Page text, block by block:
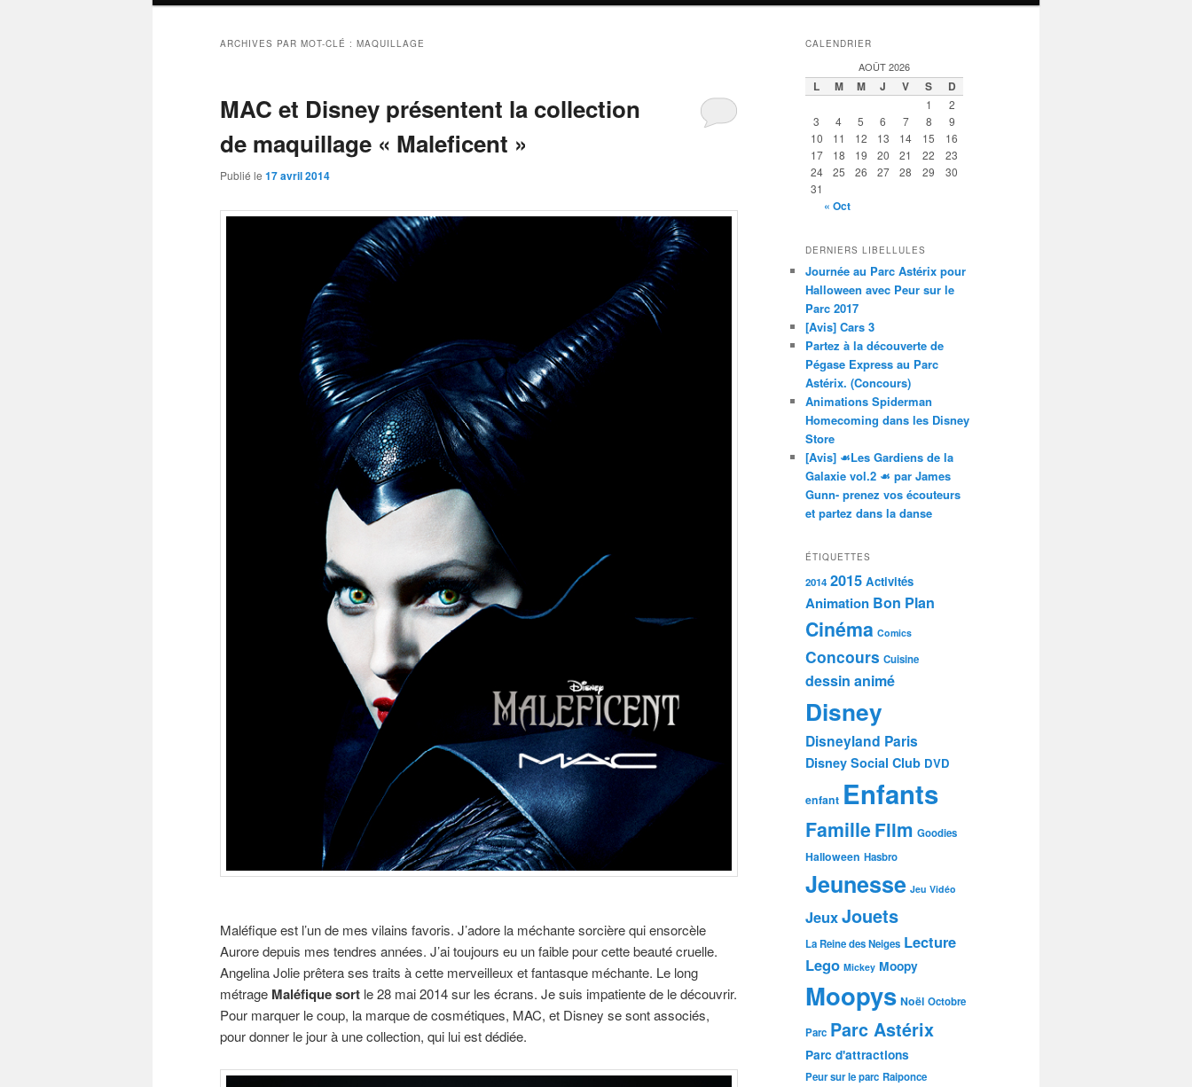
ARCHIVES PAR MOT-CLÉ : MAQUILLAGE
MAC et Disney présentent la collection
de maquillage « Maleficent »
Publié le 17 avril 2014
Maléfique est l’un de mes vilains favoris. J’adore la méchante sorcière qui ensorcèle
Aurore depuis mes tendres années. J’ai toujours eu un faible pour cette beauté cruelle.
Angelina Jolie prêtera ses traits à cette merveilleux et fantasque méchante. Le long
métrage Maléfique sort le 28 mai 2014 sur les écrans. Je suis impatiente de le découvrir.
Pour marquer le coup, la marque de cosmétiques, MAC, et Disney se sont associés,
pour donner le jour à une collection, qui lui est dédiée.
CALENDRIER
AOÛT 2026
L M M J V S D
1
2
3
4 5 6 7 8
9
10
11 12 13 14 15
16
17
18 19 20 21 22
23
24
25 26 27 28 29
30
31
« Oct
DERNIERS LIBELLULES
Journée au Parc Astérix pour
Halloween avec Peur sur le
Parc 2017
[Avis] Cars 3
Partez à la découverte de
Pégase Express au Parc
Astérix. (Concours)
Animations Spiderman
Homecoming dans les Disney
Store
[Avis] ☙Les Gardiens de la
Galaxie vol.2 ☙ par James
Gunn- prenez vos écouteurs
et partez dans la danse
ÉTIQUETTES
2014 2015 Activités
Animation Bon Plan
Cinéma Comics
Concours Cuisine
dessin animé
Disney
Disneyland Paris
Disney Social Club DVD
enfant Enfants
FamilleFilm Goodies
Halloween Hasbro
Jeunesse Jeu Vidéo
JeuxJouets
La Reine des Neiges Lecture
Lego Mickey Moopy
Moopys Noël Octobre
Parc Parc Astérix
Parc d'attractions
Peur sur le parc Raiponce